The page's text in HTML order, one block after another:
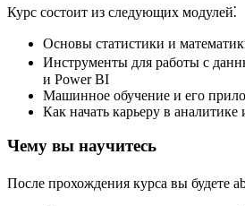
Курс состоит из следующих модулей⁚
Основы статистики и
Инструменты для работы с
и Power BI
Машинное обучение и его
Как начать карьеру в аналитике
Чему вы научитесь
После прохождения курса вы будете